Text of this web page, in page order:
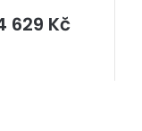
629 Kčcena: